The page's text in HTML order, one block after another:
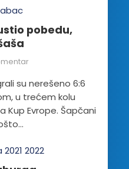
pobedu,
su nerešeno 6:6
u trećem kolu
Kup Evrope. Šapčani